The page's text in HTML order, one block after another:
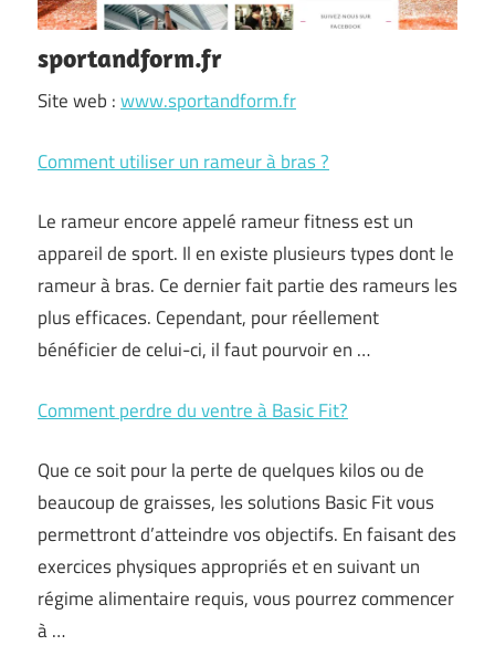
sportandform.fr
Site web :www.sportandform.fr
Comment utiliser un rameur à bras ?
Le rameur encore appelé rameur fitness est un
appareil de sport. Il en existe plusieurs types dont le
rameur à bras. Ce dernier fait partie des rameurs les
plus efficaces. Cependant, pour réellement
bénéficier de celui-ci, il faut pourvoir en …
Comment perdre du ventre à Basic Fit?
Que ce soit pour la perte de quelques kilos ou de
beaucoup de graisses, les solutions Basic Fit vous
permettront d’atteindre vos objectifs. En faisant des
exercices physiques appropriés et en suivant un
régime alimentaire requis, vous pourrez commencer
à …